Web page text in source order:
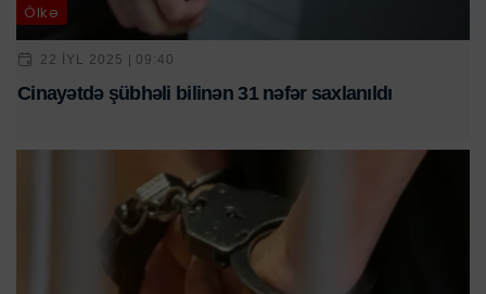
Ölkə
22 IYL 2025 | 09:40
Cinayətdə şübhəli bilinən 31 nəfər saxlanıldı